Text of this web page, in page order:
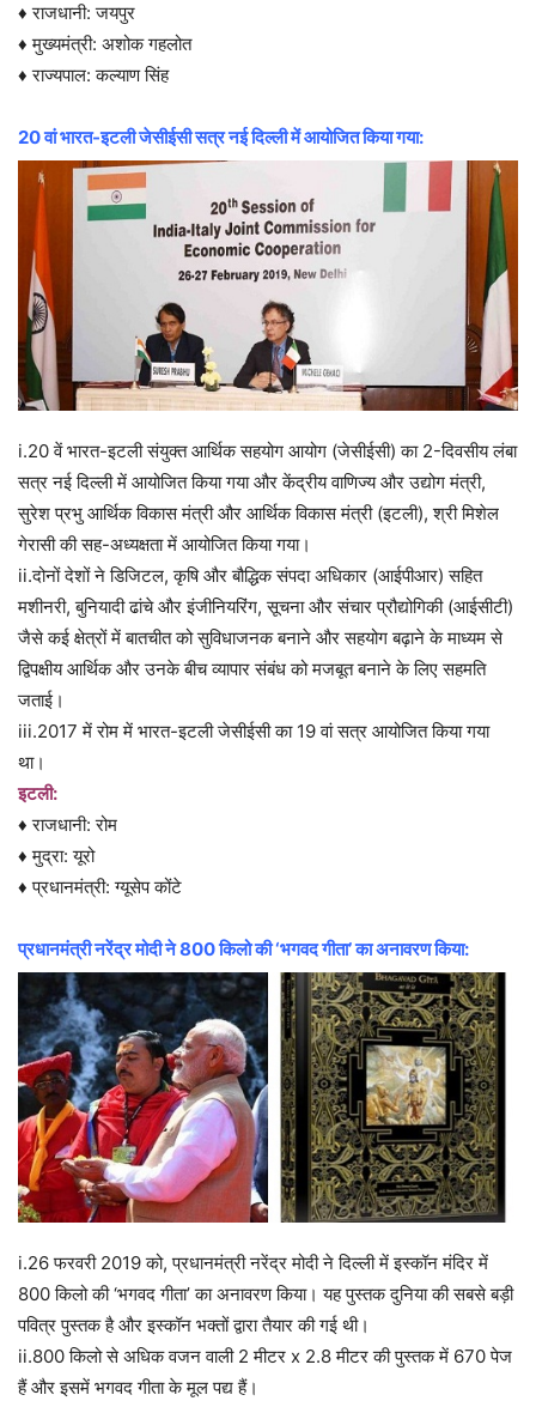
♦ राजधानी: जयपुर
♦ मुख्यमंत्री: अशोक गहलोत
♦ राज्यपाल: कल्याण सिंह
20 वां भारत-इटली जेसीईसी सत्र नई दिल्ली में आयोजित किया गया:
i.20 वें भारत-इटली संयुक्त आर्थिक सहयोग आयोग (जेसीईसी) का 2-दिवसीय लंबा
सत्र नई दिल्ली में आयोजित किया गया और केंद्रीय वाणिज्य और उद्योग मंत्री,
सुरेश प्रभु आर्थिक विकास मंत्री और आर्थिक विकास मंत्री (इटली), श्री मिशेल
गेरासी की सह-अध्यक्षता में आयोजित किया गया।
ii.दोनों देशों ने डिजिटल, कृषि और बौद्धिक संपदा अधिकार (आईपीआर) सहित
मशीनरी, बुनियादी ढांचे और इंजीनियरिंग, सूचना और संचार प्रौद्योगिकी (आईसीटी)
जैसे कई क्षेत्रों में बातचीत को सुविधाजनक बनाने और सहयोग बढ़ाने के माध्यम से
द्विपक्षीय आर्थिक और उनके बीच व्यापार संबंध को मजबूत बनाने के लिए सहमति
जताई।
iii.2017 में रोम में भारत-इटली जेसीईसी का 19 वां सत्र आयोजित किया गया
था।
इटली:
♦ राजधानी: रोम
♦ मुद्रा: यूरो
♦ प्रधानमंत्री: ग्यूसेप कोंटे
प्रधानमंत्री नरेंद्र मोदी ने 800 किलो की ‘भगवद गीता’ का अनावरण किया:
i.26 फरवरी 2019 को, प्रधानमंत्री नरेंद्र मोदी ने दिल्ली में इस्कॉन मंदिर में
800 किलो की ‘भगवद गीता’ का अनावरण किया। यह पुस्तक दुनिया की सबसे बड़ी
पवित्र पुस्तक है और इस्कॉन भक्तों द्वारा तैयार की गई थी।
ii.800 किलो से अधिक वजन वाली 2 मीटर x 2.8 मीटर की पुस्तक में 670 पेज
हैं और इसमें भगवद गीता के मूल पद्य हैं।